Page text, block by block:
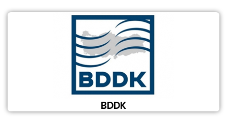
BDDK